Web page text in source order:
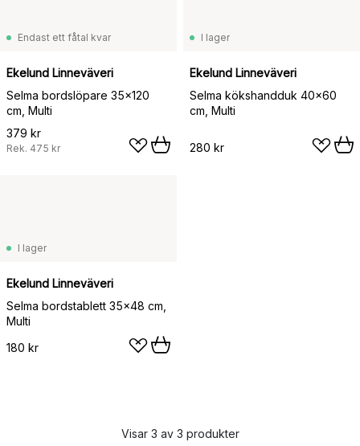
Endast ett fåtal kvar
Ekelund Linneväveri
Selma bordslöpare 35x120
cm, Multi
379 kr
Rek. 475 kr
I lager
Ekelund Linneväveri
Selma kökshandduk 40x60
cm, Multi
280 kr
I lager
Ekelund Linneväveri
Selma bordstablett 35x48 cm,
Multi
180 kr
Visar 3 av 3 produkter